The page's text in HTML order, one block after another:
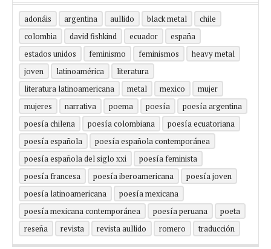
adonáis argentina aullido black metal
chile
colombia
david fishkind ecuador
españa
estados unidos
feminismo feminismos
heavy metal
joven
latinoamérica
literatura
literatura latinoamericana
metal mexico
mujer
mujeres
narrativa poema poesía
poesía argentina
poesía chilena
poesía colombiana
poesía ecuatoriana
poesía española
poesía española contemporánea
poesía española del siglo xxi
poesía feminista
poesía francesa
poesía iberoamericana
poesía joven
poesía latinoamericana
poesía mexicana
poesía mexicana contemporánea
poesía peruana
poeta
reseña
revista revista aullido romero traducción